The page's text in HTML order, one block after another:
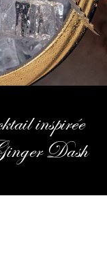
inspirée
Dash